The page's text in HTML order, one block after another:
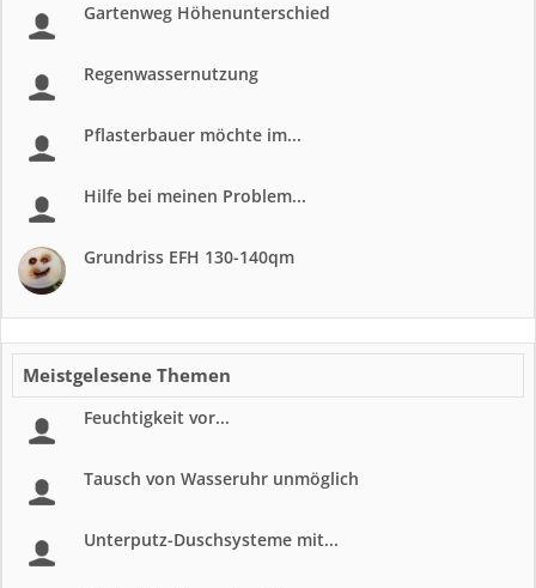
Gartenweg Höhenunterschied
Regenwassernutzung
Pflasterbauer möchte im...
Hilfe bei meinen Problem...
Grundriss EFH 130-140qm
Meistgelesene Themen
Feuchtigkeit vor...
Tausch von Wasseruhr unmöglich
Unterputz-Duschsysteme mit...